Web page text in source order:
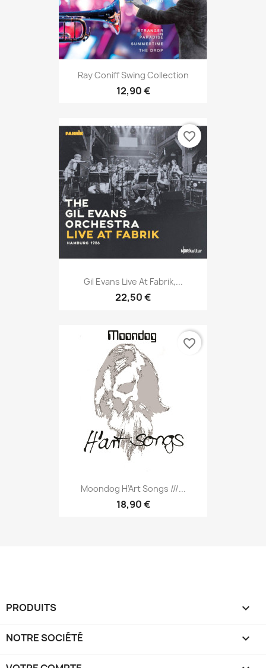
Ray Coniff Swing Collection
12,90 €
Gil Evans Live At Fabrik,...
22,50 €
favorite_border
Moondog H’Art Songs ///...
18,90 €
favorite_border
PRODUITS 
NOTRE SOCIÉTÉ 